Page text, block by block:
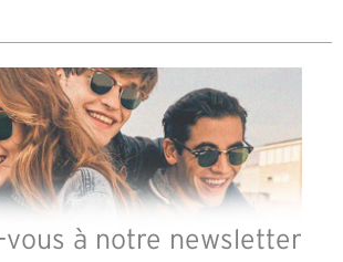
vous à notre newsletter